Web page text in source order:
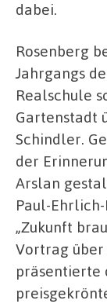
dabei.
Rosenberg
Jahrgangs
Realschule
Gartenstadt
Schindler.
der
Arslan
Paul-
„Zukunft
Vortrag über
präsentierte